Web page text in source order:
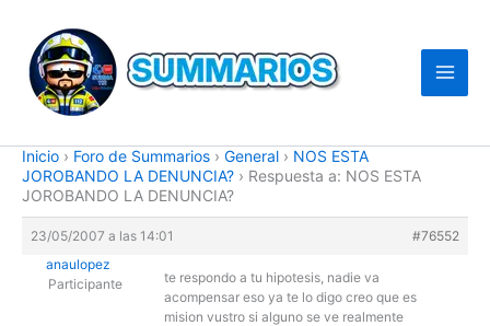
contenido
Inicio › Foro de Summarios › General › NOS ESTA
JOROBANDO LA DENUNCIA? › Respuesta a: NOS ESTA
JOROBANDO LA DENUNCIA?
23/05/2007 a las 14:01
#76552
anaulopez
Participante
te respondo a tu hipotesis, nadie va
acompensar eso ya te lo digo creo que es
mision vustro si alguno se ve realmente